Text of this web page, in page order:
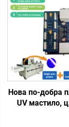
принтери с
базирани,
разтворими
Нова по-добра
UV мастило,